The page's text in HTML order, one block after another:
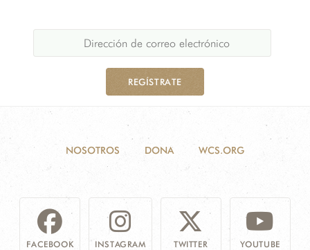
REGÍSTRATE
NOSOTROS DONA WCS.ORG
FACEBOOK INSTAGRAM TWITTER YOUTUBE